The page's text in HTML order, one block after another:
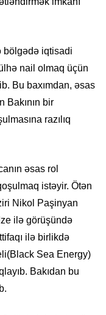
bölgədə iqtisadi
nail olmaq üçün
Bu baxımdan, əsas
Bakının bir
razılıq
əsas rol
istəyir. Ötən
Nikol Paşinyan
ilə görüşündə
ilə birlikdə
Sea Energy)
Bakıdan bu